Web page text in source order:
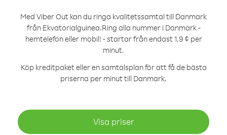
Med Viber Out kan du ringa kvalitetssamtal till Danmark
från Ekvatorialguinea.Ring alla nummer i Danmark -
hemtelefon eller mobil! - startar från endast 1.9 ¢ per
minut.
Köp kreditpaket eller en samtalsplan för att få de bästa
priserna per minut till Danmark.
Visa priser